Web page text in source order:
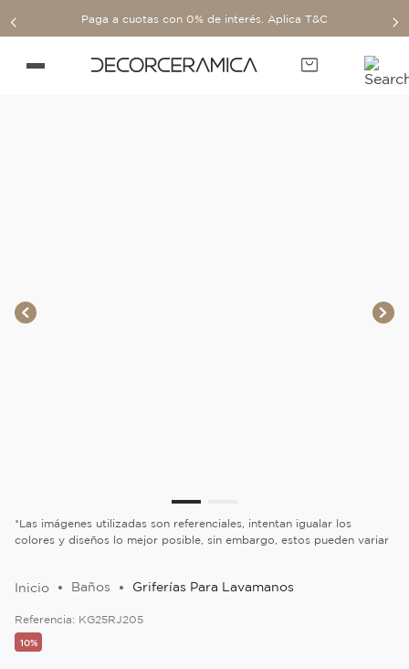
Paga a cuotas con 0% de interés. Aplica T&C
*Las imágenes utilizadas son referenciales, intentan igualar los
colores y diseños lo mejor posible, sin embargo, estos pueden variar
Baños Griferías Para Lavamanos
Referencia: KG25RJ205
10%